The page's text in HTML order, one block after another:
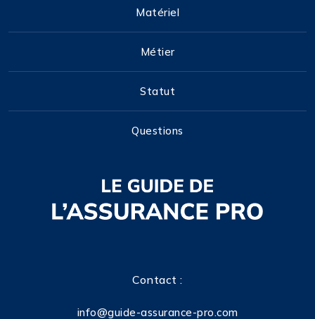
Matériel
Métier
Statut
Questions
Contact :
info@guide-assurance-pro.com